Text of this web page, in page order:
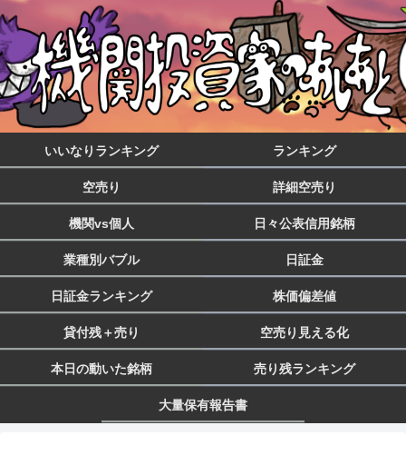
いいなりランキング ランキング
空売り 詳細空売り
機関vs個人 日々公表信用銘柄
業種別バブル 日証金
日証金ランキング 株価偏差値
貸付残＋売り 空売り見える化
本日の動いた銘柄 売り残ランキング
大量保有報告書